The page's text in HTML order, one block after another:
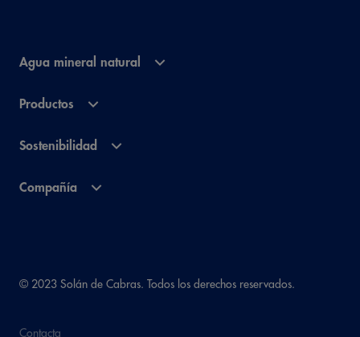
Agua mineral natural
Productos
Sostenibilidad
Compañía
© 2023 Solán de Cabras. Todos los derechos reservados.
Contacta